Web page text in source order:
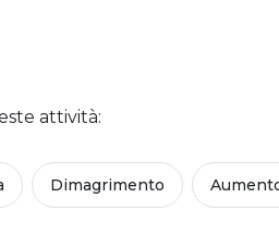
attività:
Dimagrimento